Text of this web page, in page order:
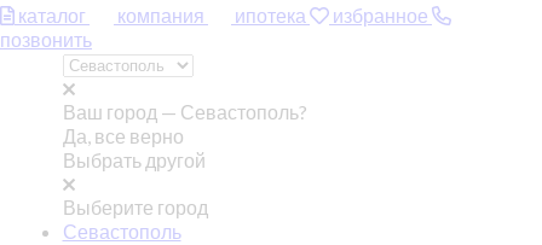
каталог компания ипотека
избранное
позвонить
Ваш город — Севастополь?
Да, все верно
Выбрать другой
Выберите город
Севастополь